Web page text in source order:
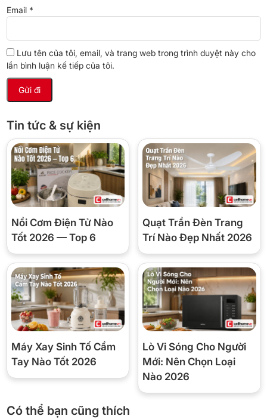
Thân máy chỉ 0,67kg — nhẹ nhất dòng MultiQuick —
Việc điều khiển cũng đơn giản: bấm giữ nút Turbo khi
cần mạnh hơn, thả ra là dừng.
🧹 Vệ sinh máy có nhanh không?
Đầu xay tháo rời, chỉ cần nhúng vào cốc nước rồi bật
Turbo khoảng 10 giây là sạch. Thân máy chứa động cơ
chỉ lau bằng khăn ẩm, không nhúng nước.
📋 Thông số kỹ thuật
Thương hiệu /
Braun MQ500 MultiQuick 5
Công suất 600W
Tốc độ 1 tốc độ + Turbo
Lưỡi dao Bell-shaped độc quyền
Trọng lượng thân
máy
~0,67kg
Vệ sinh
Email *
Lưu tên của tôi, email, và trang web trong trình duyệt này cho
lần bình luận kế tiếp của tôi.
Tin tức & sự kiện
Nồi Cơm Điện Tử Nào
Tốt 2026 — Top 6
Quạt Trần Đèn Trang
Trí Nào Đẹp Nhất 2026
Máy Xay Sinh Tố Cầm
Tay Nào Tốt 2026
Lò Vi Sóng Cho Người
Mới: Nên Chọn Loại
Nào 2026
Có thể bạn cũng thích